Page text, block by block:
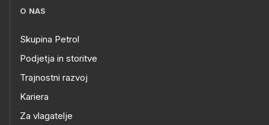
O NAS
Skupina Petrol
Podjetja in storitve
Trajnostni razvoj
Kariera
Za vlagatelje